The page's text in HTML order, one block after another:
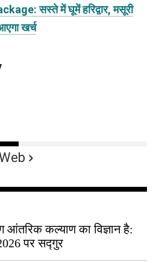
सस्ते में घूमें हरिद्वार, मसूरी
खर्च
आंतरिक कल्याण का विज्ञान है:
पर सद्गुर